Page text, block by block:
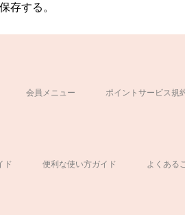
存する。
会員メニュー
ポイントサービス規
ド 便利な使い方ガイド
よくある